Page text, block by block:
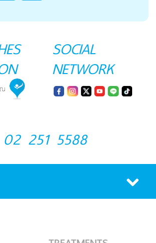
SOCIAL
NETWORK
02 251 5588